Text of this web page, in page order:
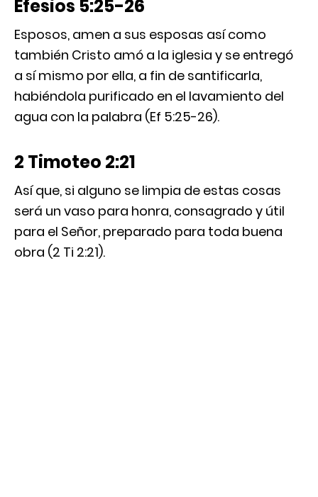
Efesios 5:25-26
Esposos, amen a sus esposas así como
también Cristo amó a la iglesia y se entregó
a sí mismo por ella, a fin de santificarla,
habiéndola purificado en el lavamiento del
agua con la palabra (Ef 5:25-26).
2 Timoteo 2:21
Así que, si alguno se limpia de estas cosas
será un vaso para honra, consagrado y útil
para el Señor, preparado para toda buena
obra (2 Ti 2:21).